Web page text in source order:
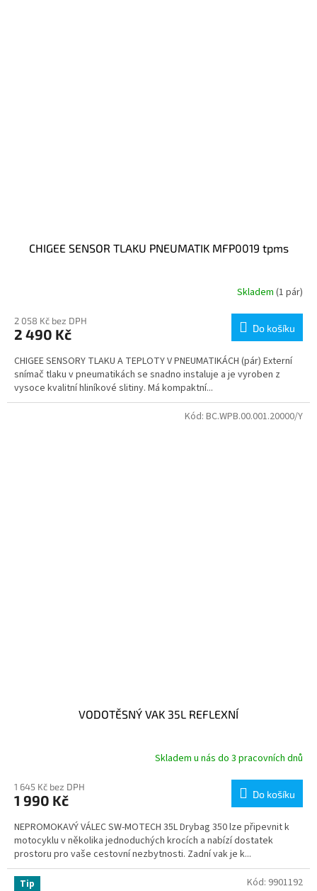
CHIGEE SENSOR TLAKU PNEUMATIK MFP0019 tpms
Skladem (1 pár)
2 058 Kč bez DPH
2 490 Kč Do košíku
CHIGEE SENSORY TLAKU A TEPLOTY V PNEUMATIKÁCH (pár) Externí
snímač tlaku v pneumatikách se snadno instaluje a je vyroben z
vysoce kvalitní hliníkové slitiny. Má kompaktní...
VODOTĚSNÝ VAK 35L REFLEXNÍ
Skladem u nás do 3 pracovních dnů
1 645 Kč bez DPH
1 990 Kč Do košíku
NEPROMOKAVÝ VÁLEC SW-MOTECH 35L Drybag 350 lze připevnit k
motocyklu v několika jednoduchých krocích a nabízí dostatek
prostoru pro vaše cestovní nezbytnosti. Zadní vak je k...
Kód: BC.WPB.00.001.20000/Y
Tip Kód: 9901192